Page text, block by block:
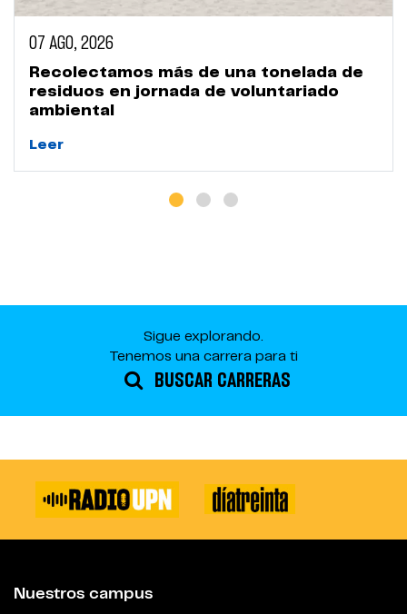
07 AGO, 2026
Recolectamos más de una tonelada de
residuos en jornada de voluntariado
ambiental
Leer
Sigue explorando.
Tenemos una carrera para ti
BUSCAR CARRERAS
Nuestros campus